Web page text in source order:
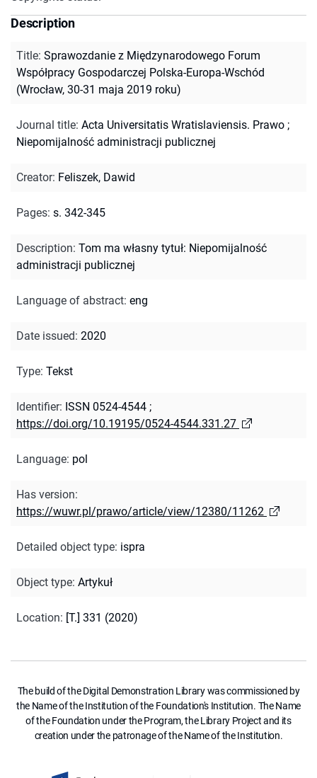
Description
Title: Sprawozdanie z Międzynarodowego Forum
Współpracy Gospodarczej Polska-Europa-Wschód
(Wrocław, 30-31 maja 2019 roku)
Journal title: Acta Universitatis Wratislaviensis. Prawo ;
Niepomijalność administracji publicznej
Creator: Feliszek, Dawid
Pages: s. 342-345
Description: Tom ma własny tytuł: Niepomijalność
administracji publicznej
Language of abstract: eng
Date issued: 2020
Type: Tekst
Identifier: ISSN 0524-4544 ;
https://doi.org/10.19195/0524-4544.331.27
Language: pol
Has version:
https://wuwr.pl/prawo/article/view/12380/11262
Detailed object type: ispra
Object type: Artykuł
Location: [T.] 331 (2020)
The build of the Digital Demonstration Library was commissioned by
the Name of the Institution of the Foundation's Institution. The Name
of the Foundation under the Program, the Library Project and its
creation under the patronage of the Name of the Institution.